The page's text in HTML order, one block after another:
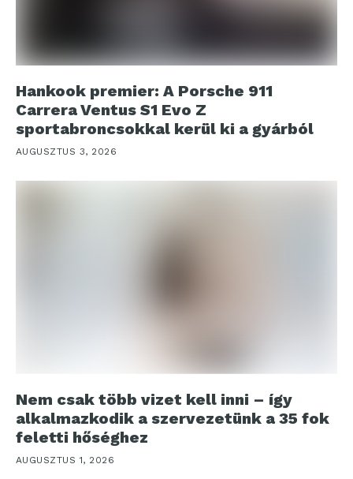
Hankook premier: A Porsche 911
Carrera Ventus S1 Evo Z
sportabroncsokkal kerül ki a gyárból
AUGUSZTUS 3, 2026
Nem csak több vizet kell inni – így
alkalmazkodik a szervezetünk a 35 fok
feletti hőséghez
AUGUSZTUS 1, 2026